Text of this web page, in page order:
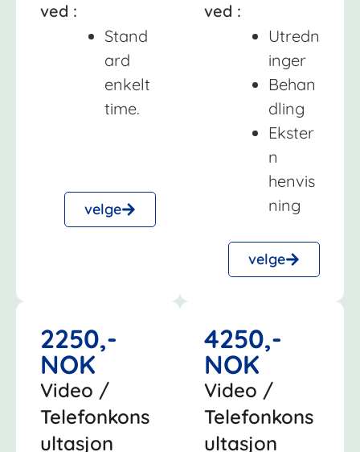
ved :
Stand
ard
enkelt
time.
velge
ved :
Utredn
inger
Behan
dling
Ekster
n
henvis
ning
velge
2250,-
NOK
Video /
Telefonkons
ultasjon
4250,-
NOK
Video /
Telefonkons
ultasjon